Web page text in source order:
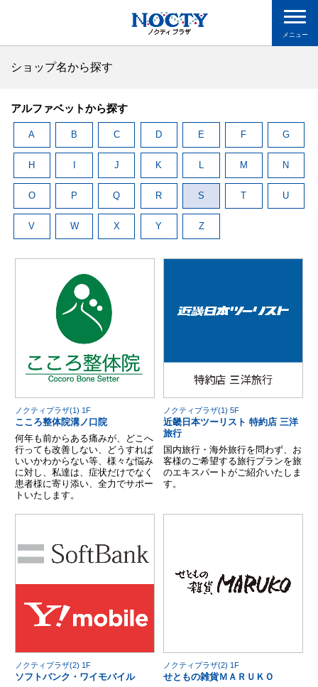
メニュー
ショップ名から探す
アルファベットから探す
A B C D E F G
H J K L M N
O P Q R S T U
V W X Y Z
ノクティプラザ(1) 1F
こころ整体院溝ノ口院
何年も前からある痛みが、どこへ
行っても改善しない、どうすれば
いいかわからない等、様々な悩み
に対し、私達は、症状だけでなく
患者様に寄り添い、全力でサポー
トいたします。
ノクティプラザ(1) 5F
近畿日本ツーリスト 特約店 三洋
旅行
国内旅行・海外旅行を問わず、お
客様のご希望する旅行プランを旅
のエキスパートがご紹介いたしま
す。
ノクティプラザ(2) 1F
ソフトバンク・ワイモバイル
ノクティプラザ(2) 1F
せともの雑貨ＭＡＲＵＫＯ